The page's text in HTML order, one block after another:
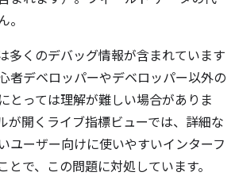
。
多くのデバッグ情報が含まれています
者デベロッパーやデベロッパー以外の
とっては理解が難しい場合がありま
が開くライブ指標ビューでは、詳細な
ユーザー向けに使いやすいインターフ
とで、この問題に対処しています。